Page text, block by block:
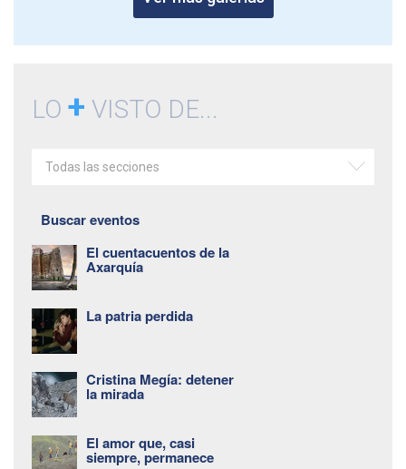
LO + VISTO DE...
Todas las secciones
Buscar eventos
El cuentacuentos de la
Axarquía
La patria perdida
Cristina Megía: detener
la mirada
El amor que, casi
siempre, permanece